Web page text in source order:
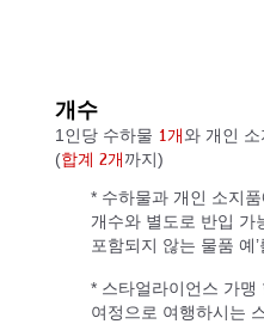
개수
1인당 수하물 1개 와 개인 소
(합계 2개 까지)
* 수하물과 개인 소지
개수와 별도로 반입 가
포함되지 않는 물품 예
* 스타얼라이언스 가맹
여정으로 여행하시는